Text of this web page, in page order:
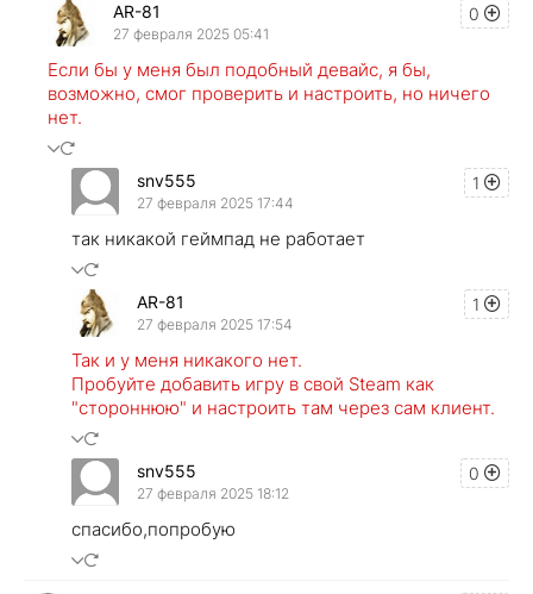
0
AR-81
27 февраля 2025 05:41
Если бы у меня был подобный девайс, я бы,
возможно, смог проверить и настроить, но ничего
нет.
1
snv555
27 февраля 2025 17:44
так никакой геймпад не работает
1
AR-81
27 февраля 2025 17:54
Так и у меня никакого нет.
Пробуйте добавить игру в свой Steam как
"стороннюю" и настроить там через сам клиент.
0
snv555
27 февраля 2025 18:12
спасибо,попробую